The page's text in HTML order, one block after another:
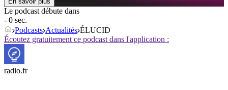
Le podcast débute dans
- 0 sec.
Podcasts Actualités ÉLUCID
Écoutez gratuitement ce podcast dans l'application :
radio.fr